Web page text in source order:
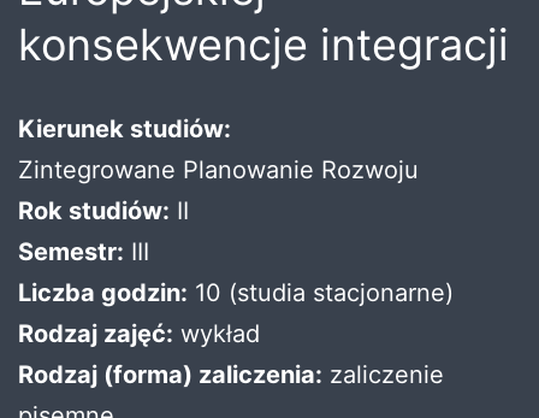
konsekwencje integracji
Kierunek studiów:
Zintegrowane Planowanie Rozwoju
Rok studiów: II
Semestr: III
Liczba godzin: 10 (studia stacjonarne)
Rodzaj zajęć: wykład
Rodzaj (forma) zaliczenia: zaliczenie